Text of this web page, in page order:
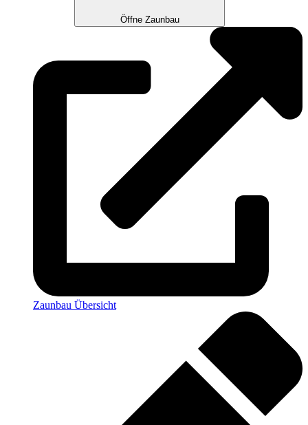
Öffne Zaunbau
Zaunbau Übersicht